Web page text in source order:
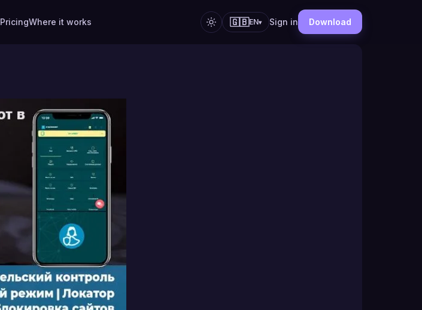
PricingWhere it works 🇬🇧EN▾ Sign in Download